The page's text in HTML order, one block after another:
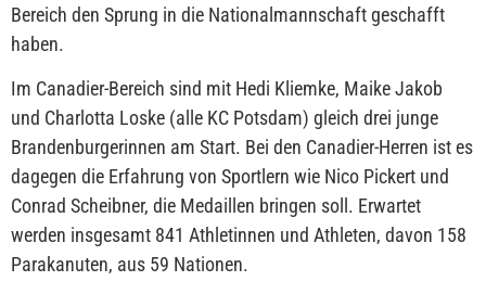
Bereich den Sprung in die Nationalmannschaft geschafft
haben.
Im Canadier-Bereich sind mit Hedi Kliemke, Maike Jakob
und Charlotta Loske (alle KC Potsdam) gleich drei junge
Brandenburgerinnen am Start. Bei den Canadier-Herren ist es
dagegen die Erfahrung von Sportlern wie Nico Pickert und
Conrad Scheibner, die Medaillen bringen soll. Erwartet
werden insgesamt 841 Athletinnen und Athleten, davon 158
Parakanuten, aus 59 Nationen.